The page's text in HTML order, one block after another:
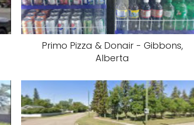
Primo Pizza & Donair - Gibbons,
Alberta